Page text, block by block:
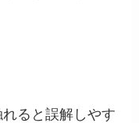
ると誤解しやす